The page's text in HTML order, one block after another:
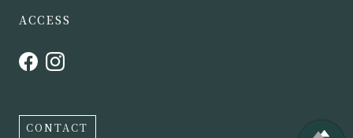
ACCESS
CONTACT